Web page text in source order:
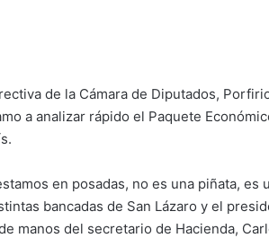
de la Cámara de Diputados,
a analizar rápido el Paquete
en posadas, no es una piñata, es
bancadas de San Lázaro y el
manos del secretario de Hacienda,